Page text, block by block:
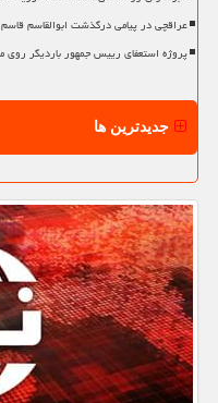
عراقچی در پیامی درگذشت ابوالقاسم
پروژه استعفای رییس جمهور باردیگر روی
جدیدترین ها